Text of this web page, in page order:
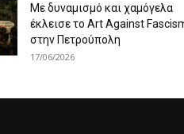
Με δυναμισμό και χαμόγελα
έκλεισε το Art Against
στην Πετρούπολη
17/06/2026